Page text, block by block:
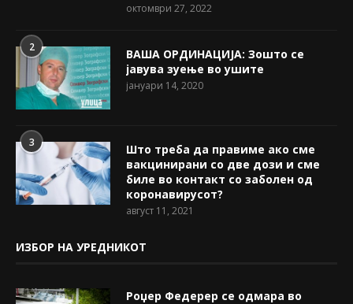
октомври 27, 2022
2
ВАША ОРДИНАЦИЈА: Зошто се
јавува зуење во ушите
јануари 14, 2020
3
Што треба да правиме ако сме
вакцинирани со две дози и сме
биле во контакт со заболен од
коронавирусот?
август 11, 2021
ИЗБОР НА УРЕДНИКОТ
Роџер Федерер се одмара во